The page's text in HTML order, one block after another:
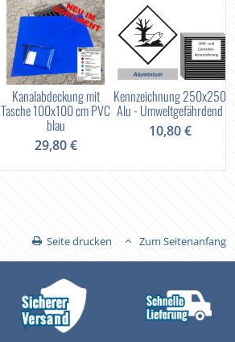
Kanalabdeckung mit
Tasche 100x100 cm PVC
blau
29,80 €
Kennzeichnung 250x250
Alu - Umweltgefährdend
10,80 €
Seite drucken Zum Seitenanfang